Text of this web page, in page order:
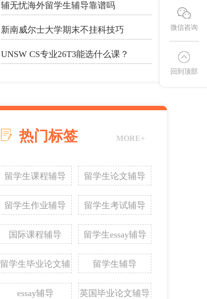
辅无忧海外留学生辅导靠谱吗
新南威尔士大学期末不挂科技巧
UNSW CS专业26T3能选什么课？
热门标签 MORE+
留学生课程辅导 留学生论文辅导
留学生作业辅导 留学生考试辅导
国际课程辅导 留学生essay辅导
留学生毕业论文辅
导
留学生辅导
essay辅导 英国毕业论文辅导
微信咨询
回到顶部